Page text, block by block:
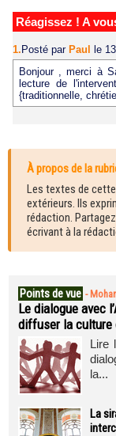
Réagissez ! A
1. Posté par Paul le
Bonjour , merci à
lecture de
{traditionnelle,
À propos de la
Les textes de
extérieurs. Ils
rédaction.
écrivant à la
Points de vue -
Le dialogue avec
diffuser la culture
Lire
la...
La